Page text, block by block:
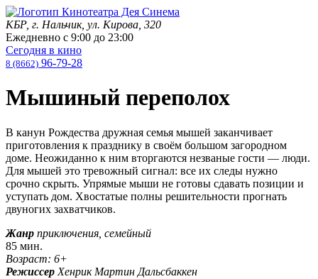
КБР, г. Нальчик, ул. Кирова, 320
Ежедневно с 9:00 до 23:00
Сегодня в кино
8 (8662) 96-79-28
Мышиный переполох
В канун Рождества дружная семья мышей заканчивает
приготовления к празднику в своём большом загородном
доме. Неожиданно к ним вторгаются незваные гости — люди.
Для мышей это тревожный сигнал: все их следы нужно
срочно скрыть. Упрямые мыши не готовы сдавать позиции и
уступать дом. Хвостатые полны решительности прогнать
двуногих захватчиков.
Жанр приключения, семейный
85 мин.
Возраст: 6+
Режиссер Хенрик Мартин Дальсбаккен